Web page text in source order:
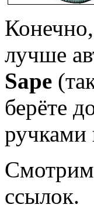
лучше
Sape
берёте
ручками
Смотрим
ссылок.